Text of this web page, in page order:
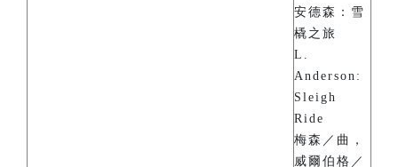
安德森：雪
橇之旅
L.
Anderson:
Sleigh
Ride
梅森／曲，
威爾伯格／